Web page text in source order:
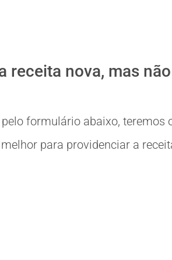
receita nova, mas
formulário abaixo, teremos
para providenciar a